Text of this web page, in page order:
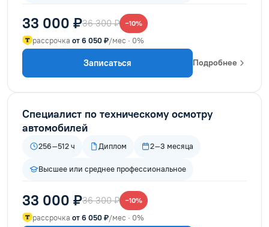
33 000 ₽36 300 ₽ −10%
рассрочка от 6 050 ₽/мес · 0%
Записаться Подробнее
Специалист по техническому осмотру
автомобилей
256–512 ч Диплом 2–3 месяца
Высшее или среднее профессиональное
33 000 ₽36 300 ₽ −10%
рассрочка от 6 050 ₽/мес · 0%